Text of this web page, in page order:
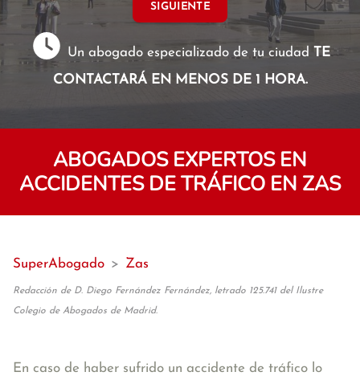
SIGUIENTE
Un abogado especializado de tu ciudad TE
CONTACTARÁ EN MENOS DE 1 HORA.
ABOGADOS EXPERTOS EN
ACCIDENTES DE TRÁFICO EN ZAS
SuperAbogado > Zas
Redacción de D. Diego Fernández Fernández, letrado 125.741 del Ilustre
Colegio de Abogados de Madrid.
En caso de haber sufrido un accidente de tráfico lo